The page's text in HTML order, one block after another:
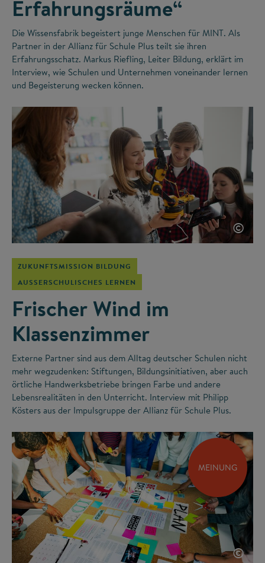
Erfahrungsräume“
Die Wissensfabrik begeistert junge Menschen für MINT. Als
Partner in der Allianz für Schule Plus teilt sie ihren
Erfahrungsschatz. Markus Riefling, Leiter Bildung, erklärt im
Interview, wie Schulen und Unternehmen voneinander lernen
und Begeisterung wecken können.
©
ZUKUNFTSMISSION BILDUNG
AUSSERSCHULISCHES LERNEN
Frischer Wind im
Klassenzimmer
Externe Partner sind aus dem Alltag deutscher Schulen nicht
mehr wegzudenken: Stiftungen, Bildungsinitiativen, aber auch
örtliche Handwerksbetriebe bringen Farbe und andere
Lebensrealitäten in den Unterricht. Interview mit Philipp
Kösters aus der Impulsgruppe der Allianz für Schule Plus.
MEINUNG
©